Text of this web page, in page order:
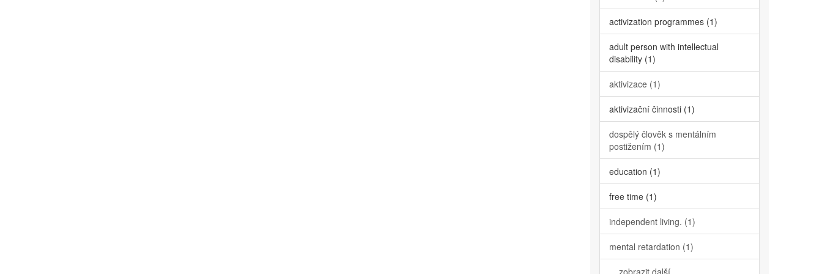
activization programmes (1)
adult person with intellectual
disability (1)
aktivizace (1)
aktivizační činnosti (1)
dospělý člověk s mentálním
postižením (1)
education (1)
free time (1)
independent living. (1)
mental retardation (1)
... zobrazit další